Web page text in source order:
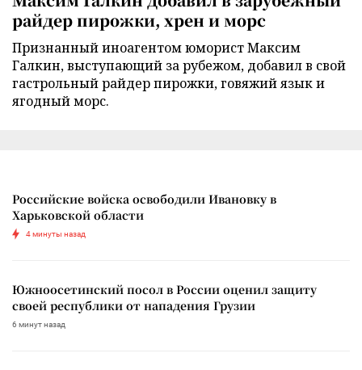
райдер пирожки, хрен и морс
Признанный иноагентом юморист Максим
Галкин, выступающий за рубежом, добавил в свой
гастрольный райдер пирожки, говяжий язык и
ягодный морс.
Российские войска освободили Ивановку в
Харьковской области
4 минуты назад
Южноосетинский посол в России оценил защиту
своей республики от нападения Грузии
6 минут назад